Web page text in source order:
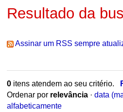
Resultado da
Assinar um RSS sempre
0itens atendem ao seu critério.
Ordenar por relevância · data
alfabeticamente